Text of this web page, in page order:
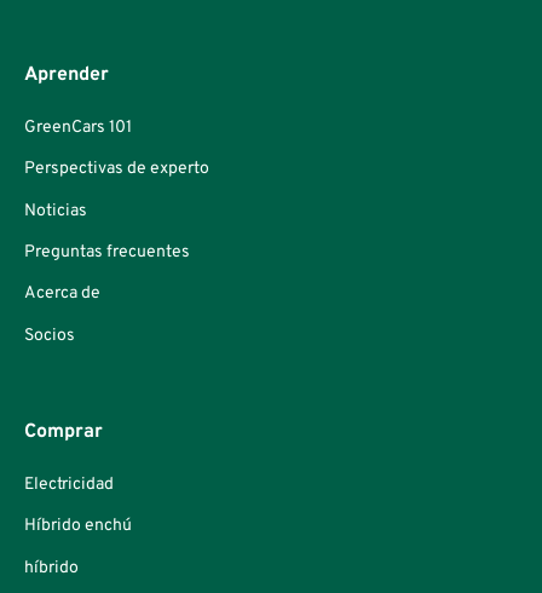
Aprender
GreenCars 101
Perspectivas de experto
Noticias
Preguntas frecuentes
Acerca de
Socios
Comprar
Electricidad
Híbrido enchú
híbrido